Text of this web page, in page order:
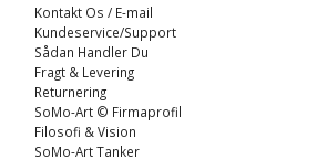
Kontakt Os / E-mail
Kundeservice/Support
Sådan Handler Du
Fragt & Levering
Returnering
SoMo-Art © Firmaprofil
Filosofi & Vision
SoMo-Art Tanker